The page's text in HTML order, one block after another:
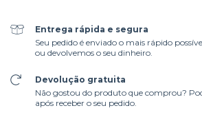
Entrega rápida e segura
Seu pedido é enviado o mais rápido
ou devolvemos o seu dinheiro.
Devolução gratuita
Não gostou do produto que comprou?
após receber o seu pedido.